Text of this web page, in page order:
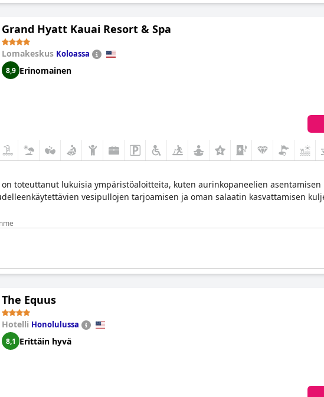
Grand Hyatt Kauai Resort & Spa
Lomakeskus Koloassa
8,9 Erinomainen
on toteuttanut lukuisia ympäristöaloitteita, kuten aurinkopaneelien
vesipullojen tarjoamisen ja oman salaatin kasvattamisen
The Equus
Hotelli Honolulussa
8,1 Erittäin hyvä